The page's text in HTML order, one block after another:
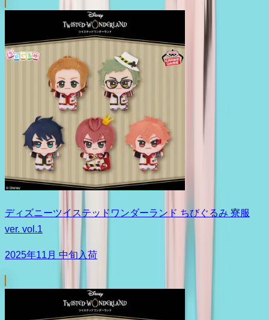
ディズニーツイステッドワンダーランド ちびぐるみ 寮服
ver. vol.1
2025年11月 中旬入荷